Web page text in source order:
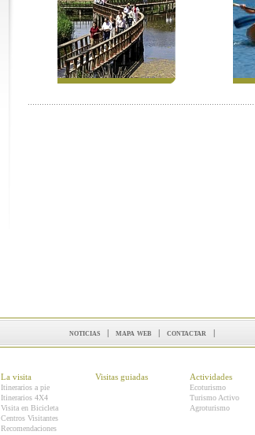
noticias | mapa web | contactar |
La visita
Itinerarios a pie
Itinerarios 4X4
Visita en Bicicleta
Centros Visitantes
Recomendaciones
Visitas guiadas Actividades
Ecoturismo
Turismo Activo
Agroturismo